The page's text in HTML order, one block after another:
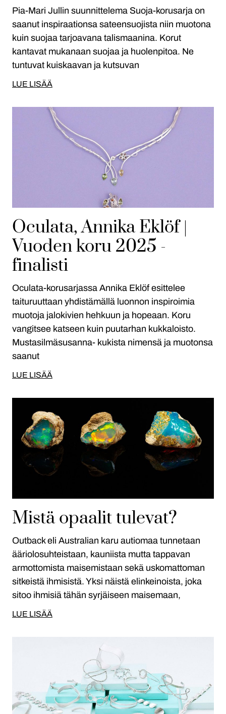
Pia-Mari Jullin suunnittelema Suoja-korusarja on
saanut inspiraationsa sateensuojista niin muotona
kuin suojaa tarjoavana talismaanina. Korut
kantavat mukanaan suojaa ja huolenpitoa. Ne
tuntuvat kuiskaavan ja kutsuvan
LUE LISÄÄ
Oculata, Annika Eklöf |
Vuoden koru 2025 -
finalisti
Oculata-korusarjassa Annika Eklöf esittelee
taituruuttaan yhdistämällä luonnon inspiroimia
muotoja jalokivien hehkuun ja hopeaan. Koru
vangitsee katseen kuin puutarhan kukkaloisto.
Mustasilmäsusanna- kukista nimensä ja muotonsa
saanut
LUE LISÄÄ
Mistä opaalit tulevat?
Outback eli Australian karu autiomaa tunnetaan
ääriolosuhteistaan, kauniista mutta tappavan
armottomista maisemistaan sekä uskomattoman
sitkeistä ihmisistä. Yksi näistä elinkeinoista, joka
sitoo ihmisiä tähän syrjäiseen maisemaan,
LUE LISÄÄ